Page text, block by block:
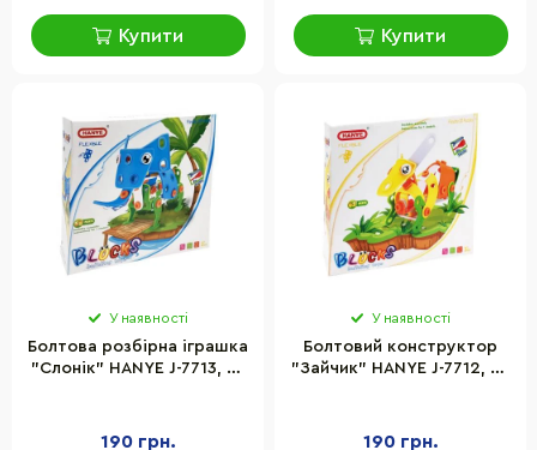
Купити Купити
У наявності
Болтова розбірна іграшка
"Слонік" HANYE J-7713, 59
190 грн.
У наявності
Болтовий конструктор
"Зайчик" HANYE J-7712, 63
190 грн.